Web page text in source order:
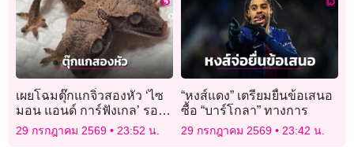
เผยโฉมตุ๊กแกจิ๋วสองหัว ‘ไซ
มอน แอนด์ การ์ฟังเกล’ รอด
ชีวิตครบ 1 เดือน
29 กรกฎาคม 2569 23:52 น.
“หงส์แดง” เตรียมยื่นข้อเสนอ
ซื้อ “บาร์โกลา” ทางการ
29 กรกฎาคม 2569 23:42 น.